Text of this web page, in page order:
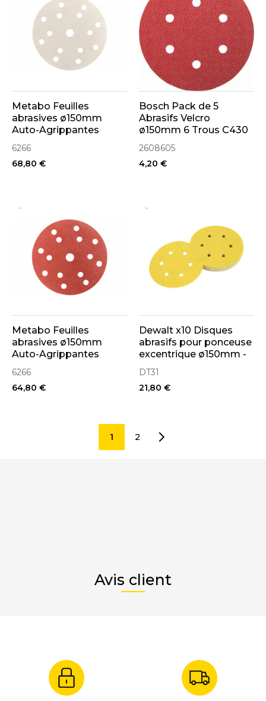
Metabo Feuilles
abrasives ø150mm
Auto-Agrippantes
Velcro Peinture et
Vernis "Multihole" (x25)
6266
68,80 €
Bosch Pack de 5
Abrasifs Velcro
ø150mm 6 Trous C430
Expert for Wood and
Paint
2608605
4,20 €
..
Metabo Feuilles
abrasives ø150mm
Auto-Agrippantes
Velcro "Multihole" (x50)
6266
64,80 €
..
Dewalt x10 Disques
abrasifs pour ponceuse
excentrique ø150mm -
6 Trous
DT31
21,80 €
1 2
Avis client